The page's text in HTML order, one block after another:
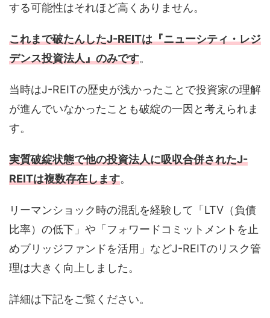
する可能性はそれほど高くありません。
これまで破たんしたJ-REITは『ニューシティ・レジ
デンス投資法人』のみです。
当時はJ-REITの歴史が浅かったことで投資家の理解
が進んでいなかったことも破綻の一因と考えられま
す。
実質破綻状態で他の投資法人に吸収合併されたJ-
REITは複数存在します。
リーマンショック時の混乱を経験して「LTV（負債
比率）の低下」や「フォワードコミットメントを止
めブリッジファンドを活用」などJ-REITのリスク管
理は大きく向上しました。
詳細は下記をご覧ください。